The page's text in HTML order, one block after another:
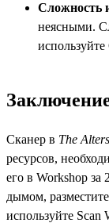
Сложность
неясными.
Сканер в The Alters
ресурсов,
его в Workshop за
дымом,
используйте